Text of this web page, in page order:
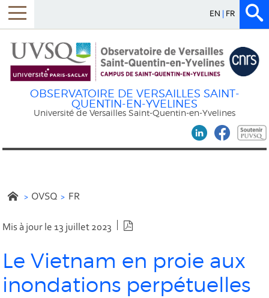
EN FR
OBSERVATOIRE DE VERSAILLES SAINT-
QUENTIN-EN-YVELINES
Université de Versailles Saint-Quentin-en-Yvelines
OVSQ FR
Mis à jour le 13 juillet 2023
Le Vietnam en proie aux
inondations perpétuelles